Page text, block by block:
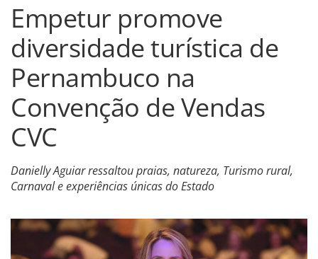
Empetur promove
diversidade turística de
Pernambuco na
Convenção de Vendas
CVC
Danielly Aguiar ressaltou praias, natureza, Turismo rural,
Carnaval e experiências únicas do Estado